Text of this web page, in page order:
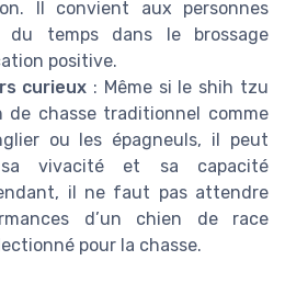
Il convient aux personnes
temps dans le brossage
positive.
curieux : Même si le shih tzu
de chasse traditionnel comme
ou les épagneuls, il peut
sa vivacité et sa capacité
il ne faut pas attendre
d’un chien de race
pour la chasse.